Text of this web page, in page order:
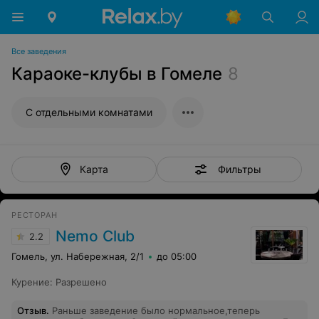
Все заведения
Караоке-клубы в Гомеле 8
С отдельными комнатами
Карта Фильтры
РЕСТОРАН
2.2 Nemo Club
Гомель, ул. Набережная, 2/1 до 05:00
Курение: Разрешено
Отзыв. Раньше заведение было нормальное,теперь